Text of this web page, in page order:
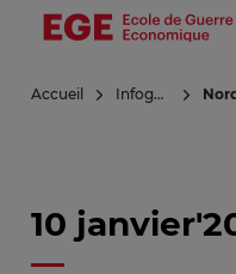
Aller
principal
Accueil Infoguerre
10